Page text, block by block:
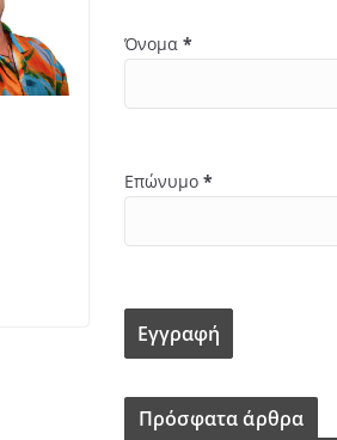
Όνομα *
Επώνυμο *
Πρόσφατα άρθρα